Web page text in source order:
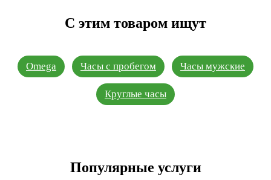
С этим товаром ищут
Omega Часы с пробегом Часы мужские
Круглые часы
Популярные услуги